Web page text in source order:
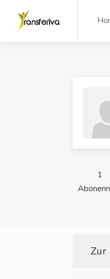
1
Zur